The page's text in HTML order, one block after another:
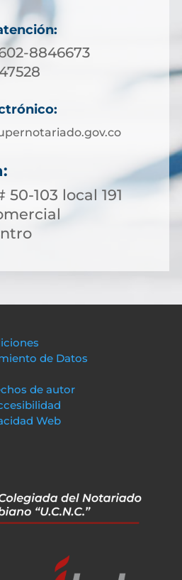
8846673
50-103 local 191
de Datos
de autor
Web